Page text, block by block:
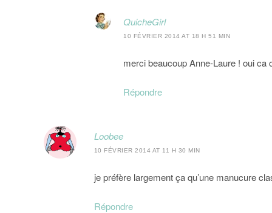
QuicheGirl
10 FÉVRIER 2014 AT 18 H 51 MIN
merci beaucoup Anne-Laure ! oui
Répondre
Loobee
10 FÉVRIER 2014 AT 11 H 30 MIN
je préfère largement ça qu’une manucure
Répondre